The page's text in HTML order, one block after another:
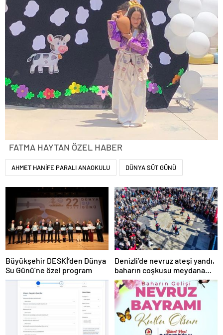
FATMA HAYTAN ÖZEL HABER
AHMET HANİFE PARALI ANAOKULU DÜNYA SÜT GÜNÜ
Büyükşehir DESKİ’den Dünya
Su Günü’ne özel program
Denizli’de nevruz ateşi yandı,
baharın coşkusu meydana
taştı